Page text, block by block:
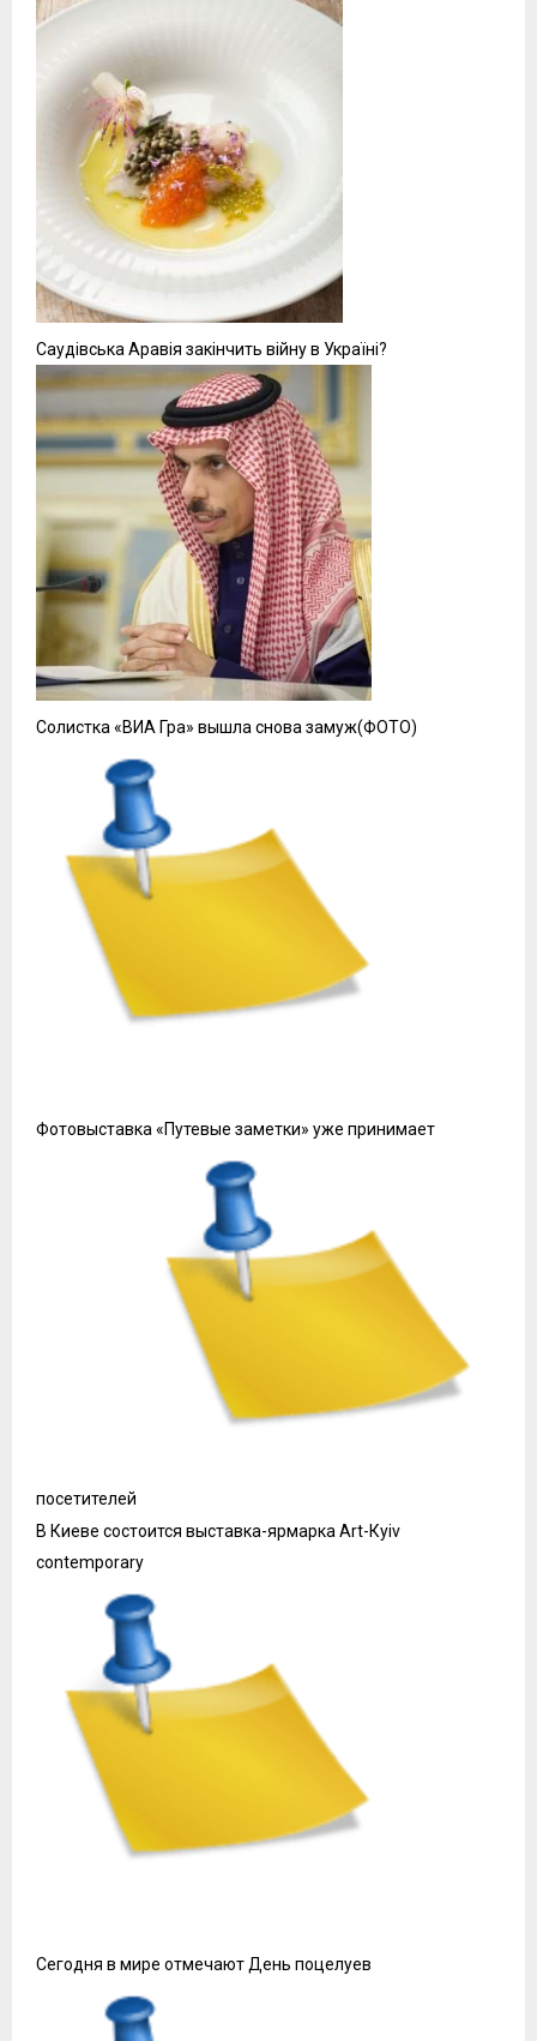
Саудівська Аравія закінчить війну в Україні?
Солистка «ВИА Гра» вышла снова замуж(ФОТО)
Фотовыставка «Путевые заметки» уже принимает
посетителей
В Киеве состоится выставка-ярмарка Art-Кyiv
contemporary
Сегодня в мире отмечают День поцелуев